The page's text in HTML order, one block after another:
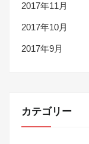
2017年11月
2017年10月
2017年9月
カテゴリー